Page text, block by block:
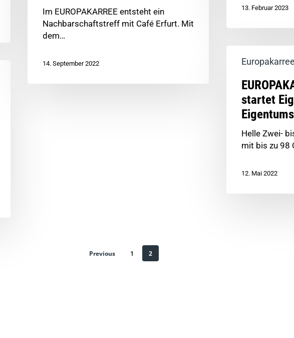
13. Februar 2023
Im EUROPAKARREE entsteht ein
Nachbarschaftstreff mit Café Erfurt. Mit
dem…
14. September 2022 Europakarree
startet
Helle Zwei-
mit bis zu 98
12. Mai 2022
Previous 1 2